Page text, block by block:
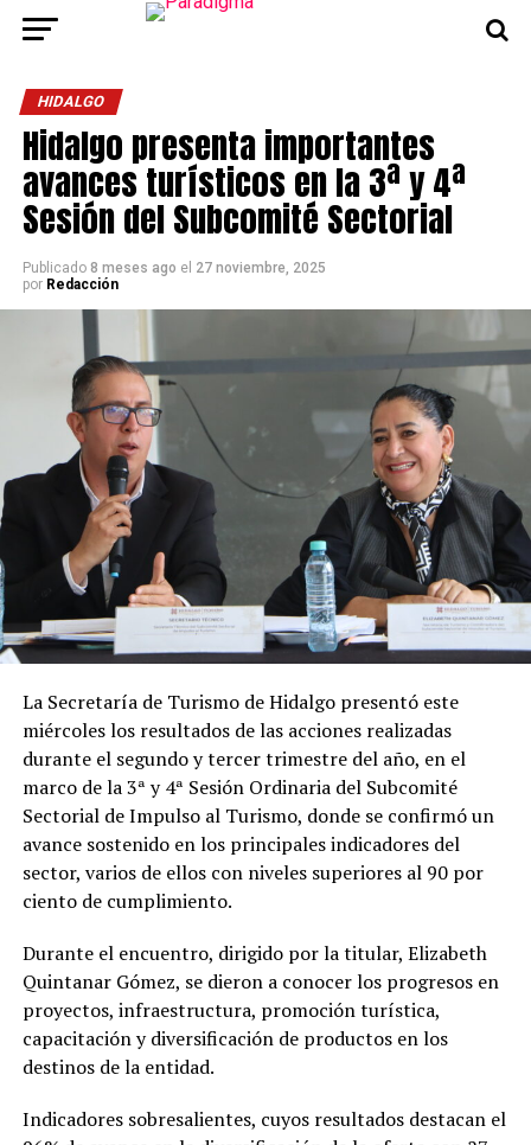
HIDALGO
Hidalgo presenta importantes
avances turísticos en la 3ª y 4ª
Sesión del Subcomité Sectorial
Publicado 8 meses ago el 27 noviembre, 2025
por Redacción
La Secretaría de Turismo de Hidalgo presentó este
miércoles los resultados de las acciones realizadas
durante el segundo y tercer trimestre del año, en el
marco de la 3ª y 4ª Sesión Ordinaria del Subcomité
Sectorial de Impulso al Turismo, donde se confirmó un
avance sostenido en los principales indicadores del
sector, varios de ellos con niveles superiores al 90 por
ciento de cumplimiento.
Durante el encuentro, dirigido por la titular, Elizabeth
Quintanar Gómez, se dieron a conocer los progresos en
proyectos, infraestructura, promoción turística,
capacitación y diversificación de productos en los
destinos de la entidad.
Indicadores sobresalientes, cuyos resultados destacan el